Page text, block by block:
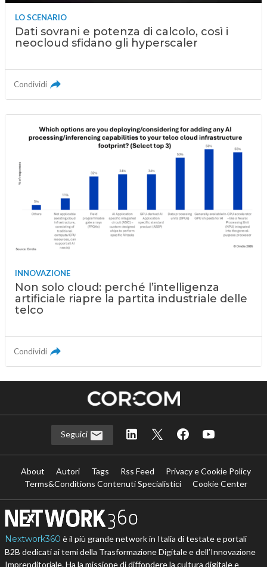
LO SCENARIO
Dati sovrani e potenza di calcolo, così i
neocloud sfidano gli hyperscaler
Condividi
INNOVAZIONE
Non solo cloud: perché l’intelligenza
artificiale riapre la partita industriale delle
telco
Condividi
Seguici
About Autori Tags Rss Feed
Privacy e Cookie Policy
Terms&Conditions Contenuti Specialistici
Cookie Center
Nextwork360 è il più grande network in Italia di testate e portali
B2B dedicati ai temi della Trasformazione Digitale e dell’Innovazione
Imprenditoriale. Ha la missione di diffondere la cultura digitale e